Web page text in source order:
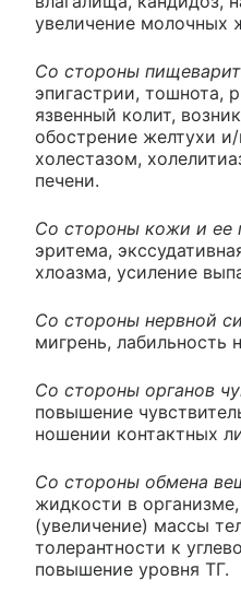
увеличение молочных
Со стороны
эпигастрии, тошнота,
язвенный колит,
обострение желтухи и/
холестазом,
печени.
Со стороны кожи и ее
эритема,
хлоазма, усиление
Со стороны нервной
мигрень, лабильность
Со стороны органов
повышение
ношении контактных
Со стороны обмена
жидкости в
(увеличение) массы
толерантности к
повышение уровня ТГ.